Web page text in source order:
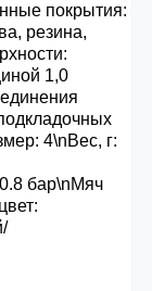
покрытия:
резина,
1,0
4\nВес, г:
бар\nМяч